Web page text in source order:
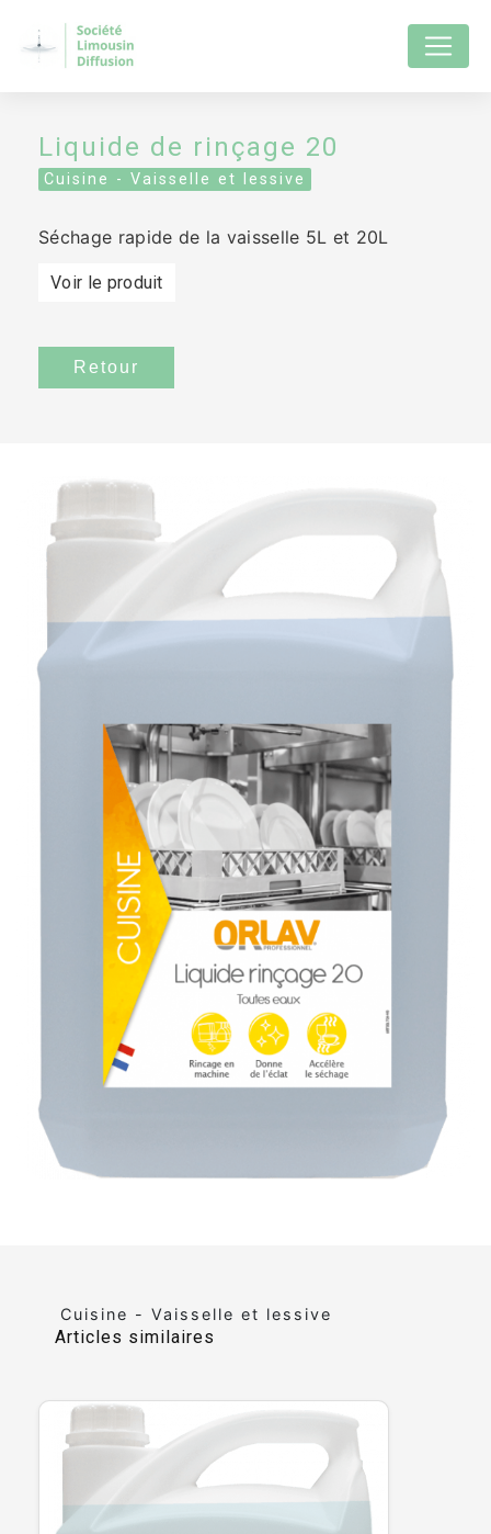
Liquide de rinçage 20
Cuisine - Vaisselle et lessive
Séchage rapide de la vaisselle 5L et 20L
Voir le produit
Retour
Cuisine - Vaisselle et lessive
Articles similaires